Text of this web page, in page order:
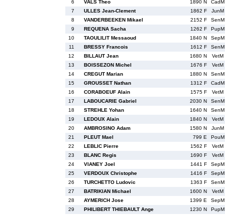
6
VALS Theo 1890 N
CadM
7
ULLES Jean-Clement 1862 F
JunM
8
VANDERBEEKEN Mikael 2152 F
SenM
9
REQUENA Sacha 1262 F
PupM
10
TAOULILIT Messaoud 1840 N
SepM
11
BRESSY Francois 1612 F
SenM
12
BILLAUT Jean 1680 N
VetM
13
BOISSEZON Michel 1676 F
VetM
14
CREGUT Marian 1880 N
SenM
15
GROUSSET Nathan 1312 F
CadM
16
CORABOEUF Alain 1575 F
VetM
17
LABOUCARIE Gabriel 2030 N
SenM
18
STREHLE Yohan 1640 N
SenM
19
LEDOUX Alain 1840 N
VetM
20
AMBROSINO Adam 1580 N
JunM
21
PLEUT Mael 799 E
PouM
22
LEBLIC Pierre 1562 F
VetM
23
BLANC Regis 1690 F
VetM
24
VIANEY Joel 1441 F
SepM
25
VERDOUX Christophe 1416 F
SepM
26
TURCHETTO Ludovic 1363 F
SenM
27
BATRIKIAN Michael 1600 N
VetM
28
AYMERICH Jose 1399 E
SepM
29
PHILIBERT THIEBAULT Ange 1230 N
PupM